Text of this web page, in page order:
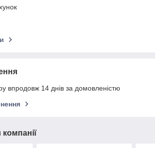
впродовж 14 днів за домовленістю
компанії